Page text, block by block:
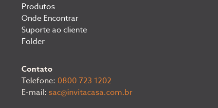
Produtos
Onde Encontrar
Suporte ao cliente
Folder
Contato
Telefone: 0800 723 1202
E-mail: sac@invitacasa.com.br